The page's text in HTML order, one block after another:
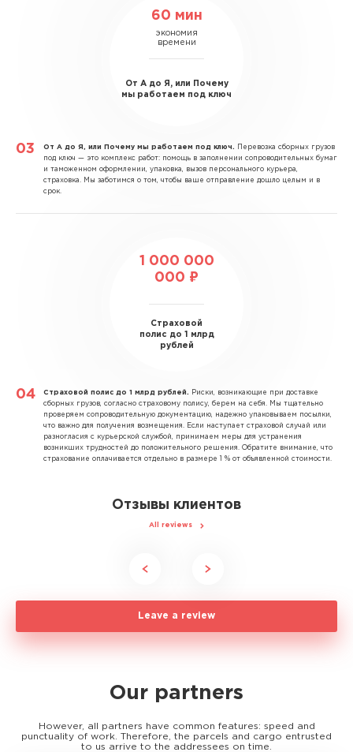
60 мин
экономия
времени
От А до Я, или Почему
мы работаем под ключ
От А до Я, или Почему мы работаем под ключ.
Перевозка сборных грузов
под ключ — это комплекс работ: помощь в заполнении сопроводительных бумаг
и таможенном оформлении, упаковка, вызов персонального курьера,
страховка. Мы заботимся о том, чтобы ваше отправление дошло целым и в
срок.
1 000 000
000 ₽
Страховой
полис до 1 млрд
рублей
Страховой полис до 1 млрд рублей.
Риски, возникающие при доставке
сборных грузов, согласно страховому полису, берем на себя. Мы тщательно
проверяем сопроводительную документацию, надежно упаковываем посылки,
что важно для получения возмещения. Если наступает страховой случай или
разногласия с курьерской службой, принимаем меры для устранения
возникших трудностей до положительного решения. Обратите внимание, что
страхование оплачивается отдельно в размере 1 % от объявленной стоимости.
Отзывы клиентов
All reviews
Leave a review
Our partners
However, all partners have common features: speed and
punctuality of work. Therefore, the parcels and cargo entrusted
to us arrive to the addressees on time.